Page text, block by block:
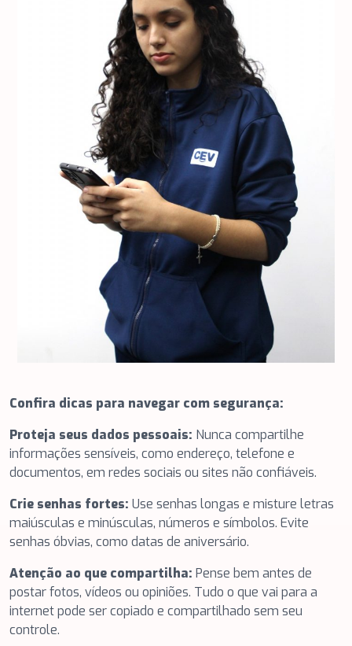
Confira dicas para navegar com segurança:
Proteja seus dados pessoais: Nunca compartilhe
informações sensíveis, como endereço, telefone e
documentos, em redes sociais ou sites não confiáveis.
Crie senhas fortes: Use senhas longas e misture letras
maiúsculas e minúsculas, números e símbolos. Evite
senhas óbvias, como datas de aniversário.
Atenção ao que compartilha: Pense bem antes de
postar fotos, vídeos ou opiniões. Tudo o que vai para a
internet pode ser copiado e compartilhado sem seu
controle.